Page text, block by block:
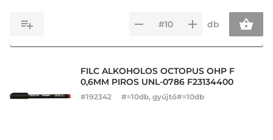
db
FILC ALKOHOLOS OCTOPUS OHP F
0,6MM PIROS UNL-0786 F23134400
#192342 #=10db, gyűjtő#=10db